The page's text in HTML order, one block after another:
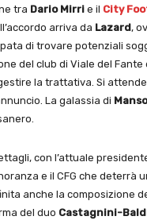
tra Dario Mirri e il City
arriva da Lazard,
di trovare potenziali
del club di Viale del Fante
la trattativa. Si
La galassia di
con l’attuale
e il CFG che deterrà
anche la composizione
del duo Castagnini-